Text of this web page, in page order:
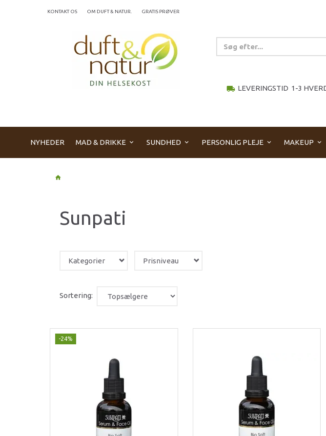
KONTAKT OS OM DUFT & NATUR. GRATIS PRØVER
local_shipping LEVERINGSTID 1-3
NYHEDER MAD & DRIKKE SUNDHED PERSONLIG PLEJE MAKEUP
Sunpati
Kategorier Prisniveau
Sortering:
-24%